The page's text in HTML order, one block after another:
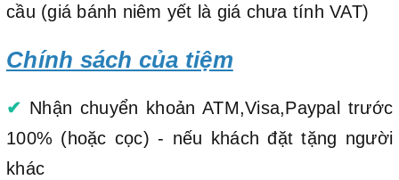
cầu (giá bánh niêm yết là giá chưa tính VAT)
Chính sách của tiệm
✔ Nhận chuyển khoản ATM,Visa,Paypal trước
100% (hoặc cọc) - nếu khách đặt tặng người
khác